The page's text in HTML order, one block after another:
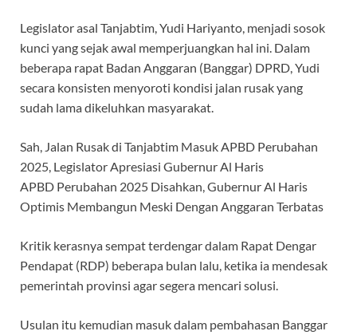
Legislator asal Tanjabtim, Yudi Hariyanto, menjadi sosok
kunci yang sejak awal memperjuangkan hal ini. Dalam
beberapa rapat Badan Anggaran (Banggar) DPRD, Yudi
secara konsisten menyoroti kondisi jalan rusak yang
sudah lama dikeluhkan masyarakat.
Sah, Jalan Rusak di Tanjabtim Masuk APBD Perubahan
2025, Legislator Apresiasi Gubernur Al Haris
APBD Perubahan 2025 Disahkan, Gubernur Al Haris
Optimis Membangun Meski Dengan Anggaran Terbatas
Kritik kerasnya sempat terdengar dalam Rapat Dengar
Pendapat (RDP) beberapa bulan lalu, ketika ia mendesak
pemerintah provinsi agar segera mencari solusi.
Usulan itu kemudian masuk dalam pembahasan Banggar